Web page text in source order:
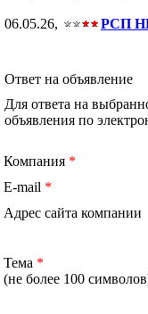
06.05.26, РСП
Ответ на объявление
Для ответа на
объявления по
Компания *
E-mail *
Адрес сайта компании
Тема *
(не более 100